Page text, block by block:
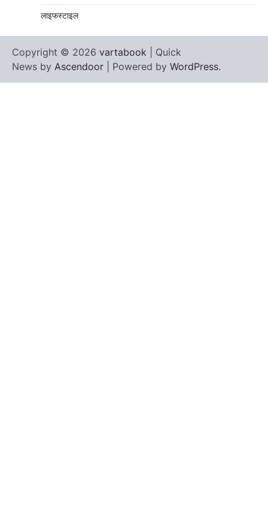
लाइफस्टाइल
Copyright © 2026 vartabook | Quick
News by Ascendoor | Powered by WordPress.